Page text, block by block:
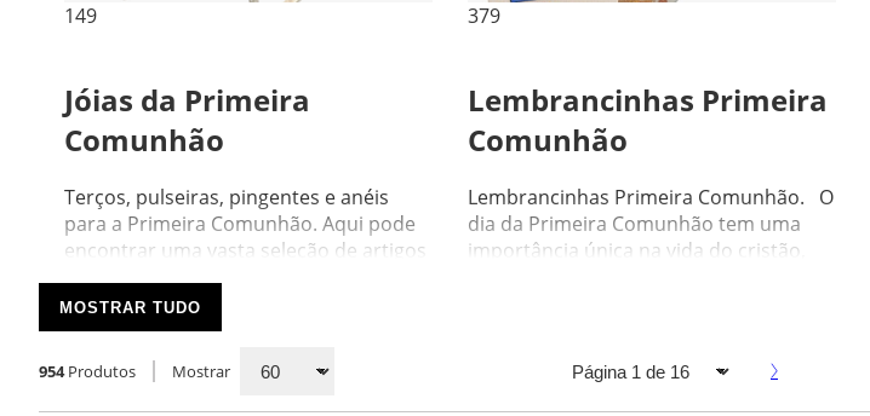
149
Jóias da Primeira
Comunhão
Terços, pulseiras, pingentes e anéis
para a Primeira Comunhão. Aqui pode
encontrar uma vasta seleção de artigos
feitos de diferentes ...
379
Lembrancinhas Primeira
Comunhão
Lembrancinhas Primeira Comunhão. O
dia da Primeira Comunhão tem uma
importância única na vida do cristão,
MOSTRAR TUDO
954 Produtos Mostrar